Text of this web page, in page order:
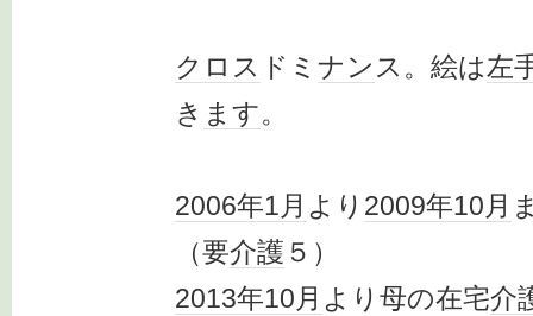
クロス ドミ ナンス。絵は左
き ます。
2006年1月 より 2009年10月
（要介護 ５）
2013年10月 より母の在宅介